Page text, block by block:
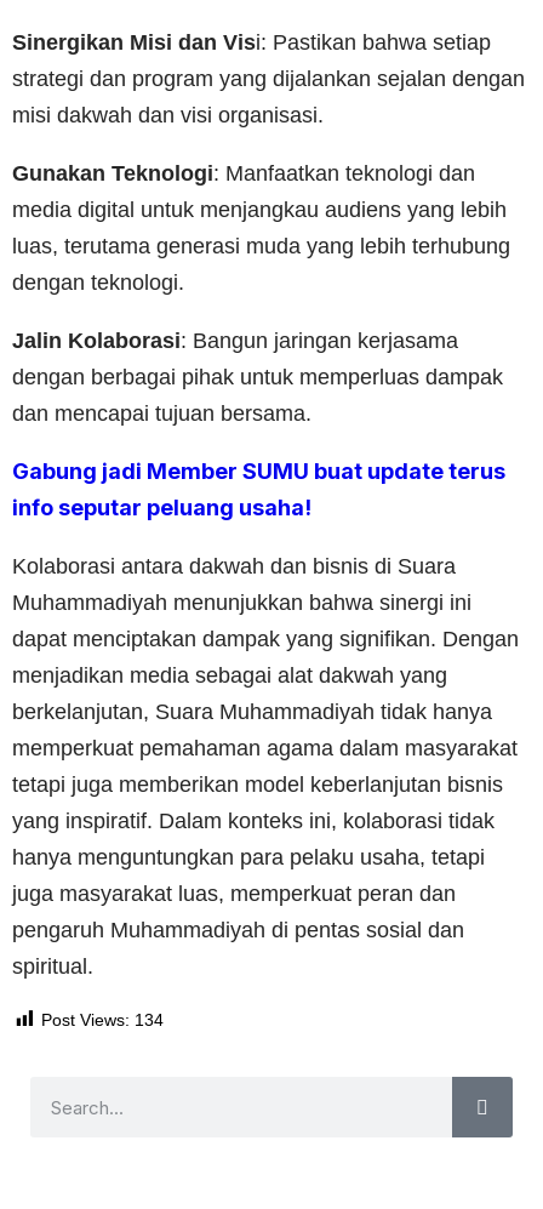
Sinergikan Misi dan Visi: Pastikan bahwa setiap
strategi dan program yang dijalankan sejalan dengan
misi dakwah dan visi organisasi.
Gunakan Teknologi: Manfaatkan teknologi dan
media digital untuk menjangkau audiens yang lebih
luas, terutama generasi muda yang lebih terhubung
dengan teknologi.
Jalin Kolaborasi: Bangun jaringan kerjasama
dengan berbagai pihak untuk memperluas dampak
dan mencapai tujuan bersama.
Gabung jadi Member SUMU buat update terus
info seputar peluang usaha!
Kolaborasi antara dakwah dan bisnis di Suara
Muhammadiyah menunjukkan bahwa sinergi ini
dapat menciptakan dampak yang signifikan. Dengan
menjadikan media sebagai alat dakwah yang
berkelanjutan, Suara Muhammadiyah tidak hanya
memperkuat pemahaman agama dalam masyarakat
tetapi juga memberikan model keberlanjutan bisnis
yang inspiratif. Dalam konteks ini, kolaborasi tidak
hanya menguntungkan para pelaku usaha, tetapi
juga masyarakat luas, memperkuat peran dan
pengaruh Muhammadiyah di pentas sosial dan
spiritual.
Post Views: 134